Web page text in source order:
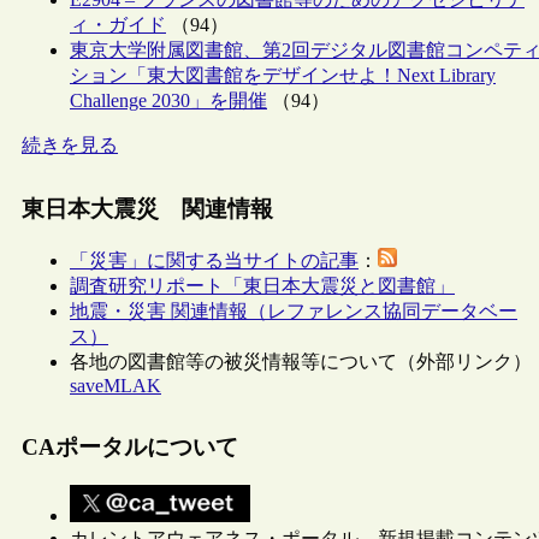
ィ・ガイド
（94）
東京大学附属図書館、第2回デジタル図書館コンペテ
ション「東大図書館をデザインせよ！Next Library
Challenge 2030」を開催 （94）
続きを見る
東日本大震災 関連情報
「災害」に関する当サイトの記事 ：
調査研究リポート「東日本大震災と図書館」
地震・災害 関連情報（レファレンス協同データベー
ス）
各地の図書館等の被災情報等について（外部リンク）
saveMLAK
CAポータルについて